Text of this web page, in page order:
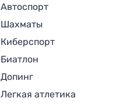
Автоспорт
Шахматы
Киберспорт
Биатлон
Допинг
Легкая атлетика